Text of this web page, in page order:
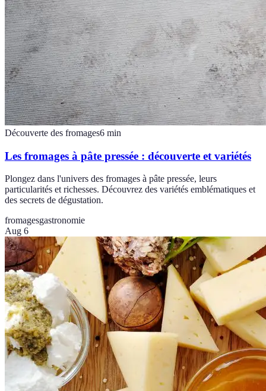
Découverte des fromages6 min
Les fromages à pâte pressée : découverte et variétés
Plongez dans l'univers des fromages à pâte pressée, leurs
particularités et richesses. Découvrez des variétés emblématiques et
des secrets de dégustation.
fromagesgastronomie
Aug 6